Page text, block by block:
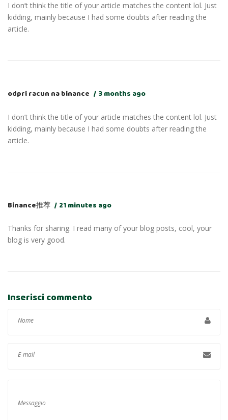
I don’t think the title of your article matches the content lol. Just
kidding, mainly because I had some doubts after reading the
article.
odpri racun na binance 3 months ago
I don’t think the title of your article matches the content lol. Just
kidding, mainly because I had some doubts after reading the
article.
Binance推荐 21 minutes ago
Thanks for sharing. I read many of your blog posts, cool, your
blog is very good.
Inserisci commento